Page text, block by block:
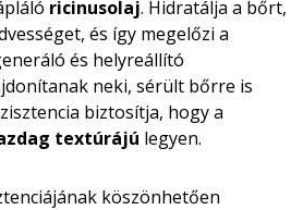
ricinusolaj. Hidratálja a bőrt,
és így megelőzi a
és helyreállító
neki, sérült bőrre is
biztosítja, hogy a
textúrájú legyen.
köszönhetően